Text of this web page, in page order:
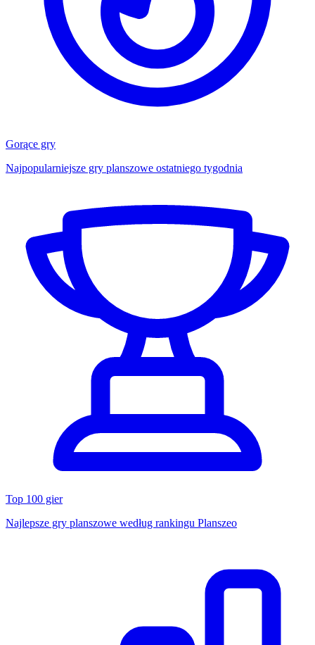
Gorące gry
Najpopularniejsze gry planszowe ostatniego tygodnia
Top 100 gier
Najlepsze gry planszowe według rankingu Planszeo